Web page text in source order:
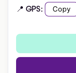
📍 GPS: Copy